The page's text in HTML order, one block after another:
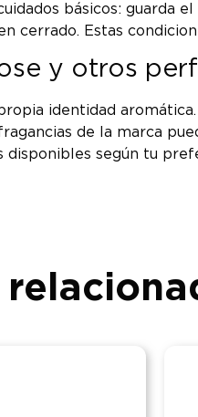
básicos: guarda
cerrado. Estas
y otros
identidad
de la marca
según tu